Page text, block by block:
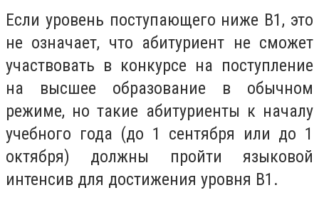
Если уровень поступающего ниже В1, это
не означает, что абитуриент не сможет
участвовать в конкурсе на поступление
на высшее образование в обычном
режиме, но такие абитуриенты к началу
учебного года (до 1 сентября или до 1
октября) должны пройти языковой
интенсив для достижения уровня В1.